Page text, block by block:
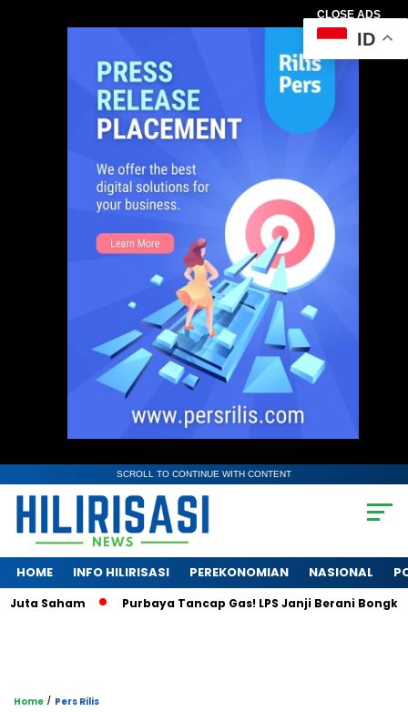
CLOSE ADS
SCROLL TO CONTINUE WITH CONTENT
HOME INFO HILIRISASI PEREKONOMIAN NASIONAL
Saham Purbaya Tancap Gas! LPS Janji Berani Bongkar
Home / Pers Rilis
ID